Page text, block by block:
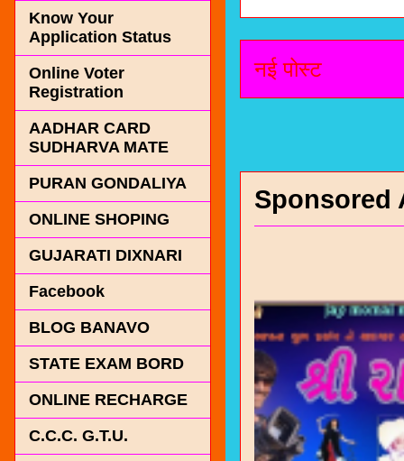
नई पोस्ट
Sponsored
Know Your
Application Status
Online Voter
Registration
AADHAR CARD
SUDHARVA MATE
PURAN GONDALIYA
ONLINE SHOPING
GUJARATI DIXNARI
Facebook
BLOG BANAVO
STATE EXAM BORD
ONLINE RECHARGE
C.C.C. G.T.U.